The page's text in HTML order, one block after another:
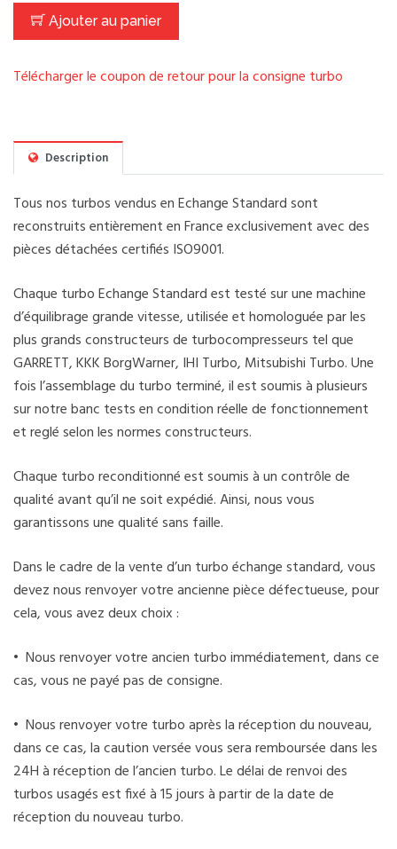
Ajouter au panier
Télécharger le coupon de retour pour la consigne turbo
Description
Tous nos turbos vendus en Echange Standard sont
reconstruits entièrement en France exclusivement avec des
pièces détachées certifiés ISO9001.
Chaque turbo Echange Standard est testé sur une machine
d’équilibrage grande vitesse, utilisée et homologuée par les
plus grands constructeurs de turbocompresseurs tel que
GARRETT, KKK BorgWarner, IHI Turbo, Mitsubishi Turbo. Une
fois l’assemblage du turbo terminé, il est soumis à plusieurs
sur notre banc tests en condition réelle de fonctionnement
et reglé selon les normes constructeurs.
Chaque turbo reconditionné est soumis à un contrôle de
qualité avant qu’il ne soit expédié. Ainsi, nous vous
garantissons une qualité sans faille.
Dans le cadre de la vente d’un turbo échange standard, vous
devez nous renvoyer votre ancienne pièce défectueuse, pour
cela, vous avez deux choix :
• Nous renvoyer votre ancien turbo immédiatement, dans ce
cas, vous ne payé pas de consigne.
• Nous renvoyer votre turbo après la réception du nouveau,
dans ce cas, la caution versée vous sera remboursée dans les
24H à réception de l’ancien turbo. Le délai de renvoi des
turbos usagés est fixé à 15 jours à partir de la date de
réception du nouveau turbo.